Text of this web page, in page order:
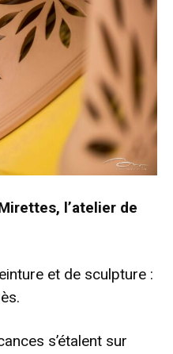
l’atelier de
et de sculpture :
s’étalent sur